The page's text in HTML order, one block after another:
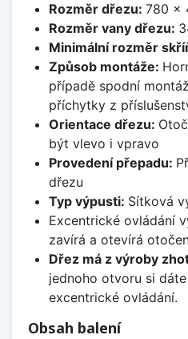
Rozměr dřezu: 780 x
Rozměr vany dřezu:
Minimální rozměr
Způsob montáže:
případě spodní
příchytky z
Orientace dřezu:
být vlevo i vpravo
Provedení přepadu:
dřezu
Typ výpusti: Sítková
Excentrické ovládání
zavírá a otevírá
Dřez má z výroby
jednoho otvoru si
excentrické ovládání.
Obsah balení